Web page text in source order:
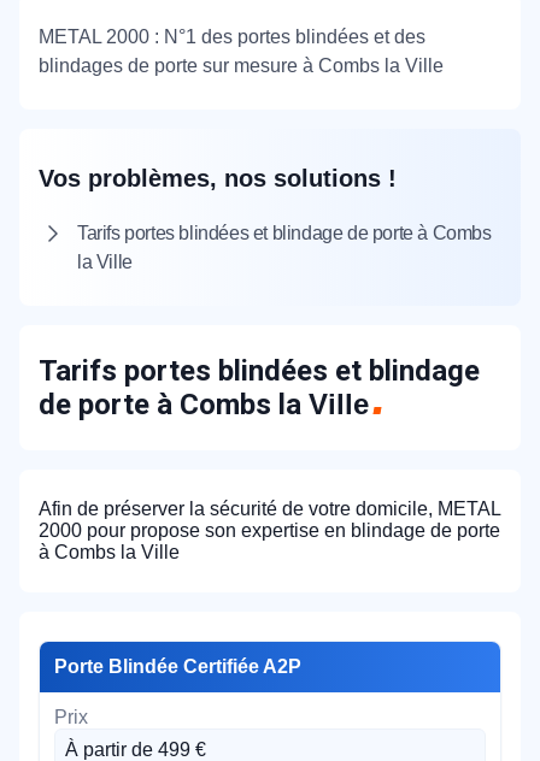
METAL 2000 : N°1 des portes blindées et des
blindages de porte sur mesure à Combs la Ville
Vos problèmes, nos solutions !
Tarifs portes blindées et blindage de porte à Combs
la Ville
Tarifs portes blindées et blindage
de porte à Combs la Ville
Afin de préserver la sécurité de votre domicile, METAL
2000 pour propose son expertise en blindage de porte
à Combs la Ville
Porte Blindée Certifiée A2P
À partir de 499 €